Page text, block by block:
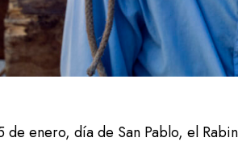
de enero, día de San Pablo, el